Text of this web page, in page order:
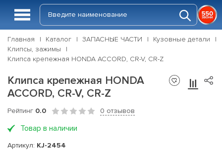
Главная Каталог ЗАПАСНЫЕ ЧАСТИ
Кузовные детали
Клипсы, зажимы
Клипса крепежная HONDA ACCORD, CR-V, CR-Z
Клипса крепежная HONDA
ACCORD, CR-V, CR-Z
Рейтинг 0.0 0 отзывов
Товар в наличии
Артикул: KJ-2454